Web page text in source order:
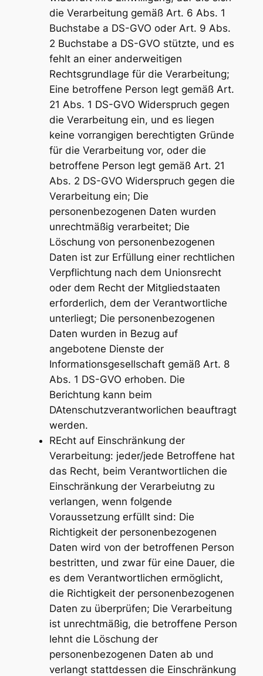
die Verarbeitung gemäß Art. 6 Abs. 1
Buchstabe a DS-GVO oder Art. 9 Abs.
2 Buchstabe a DS-GVO stützte, und es
fehlt an einer anderweitigen
Rechtsgrundlage für die Verarbeitung;
Eine betroffene Person legt gemäß Art.
21 Abs. 1 DS-GVO Widerspruch gegen
die Verarbeitung ein, und es liegen
keine vorrangigen berechtigten Gründe
für die Verarbeitung vor, oder die
betroffene Person legt gemäß Art. 21
Abs. 2 DS-GVO Widerspruch gegen die
Verarbeitung ein; Die
personenbezogenen Daten wurden
unrechtmäßig verarbeitet; Die
Löschung von personenbezogenen
Daten ist zur Erfüllung einer rechtlichen
Verpflichtung nach dem Unionsrecht
oder dem Recht der Mitgliedstaaten
erforderlich, dem der Verantwortliche
unterliegt; Die personenbezogenen
Daten wurden in Bezug auf
angebotene Dienste der
Informationsgesellschaft gemäß Art. 8
Abs. 1 DS-GVO erhoben. Die
Berichtung kann beim
DAtenschutzverantworlichen beauftragt
werden.
REcht auf Einschränkung der
Verarbeitung: jeder/jede Betroffene hat
das Recht, beim Verantwortlichen die
Einschränkung der Verarbeiutng zu
verlangen, wenn folgende
Voraussetzung erfüllt sind: Die
Richtigkeit der personenbezogenen
Daten wird von der betroffenen Person
bestritten, und zwar für eine Dauer, die
es dem Verantwortlichen ermöglicht,
die Richtigkeit der personenbezogenen
Daten zu überprüfen; Die Verarbeitung
ist unrechtmäßig, die betroffene Person
lehnt die Löschung der
personenbezogenen Daten ab und
verlangt stattdessen die Einschränkung